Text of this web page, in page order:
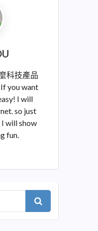
科技產品
you want
I will
so just
will show
fun.